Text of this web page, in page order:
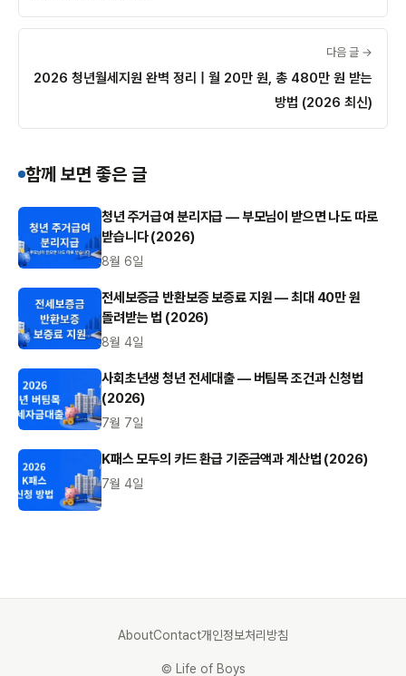
다음 글 →
2026 청년월세지원 완벽 정리 | 월 20만 원, 총 480만 원 받는
방법 (2026 최신)
함께 보면 좋은 글
청년 주거급여 분리지급 — 부모님이 받으면 나도 따로
받습니다 (2026)
8월 6일
전세보증금 반환보증 보증료 지원 — 최대 40만 원
돌려받는 법 (2026)
8월 4일
사회초년생 청년 전세대출 — 버팀목 조건과 신청법
(2026)
7월 7일
K패스 모두의 카드 환급 기준금액과 계산법 (2026)
7월 4일
AboutContact개인정보처리방침
© Life of Boys